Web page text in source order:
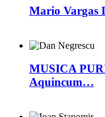
Mario Vargas
MUSICA
Aquincum…